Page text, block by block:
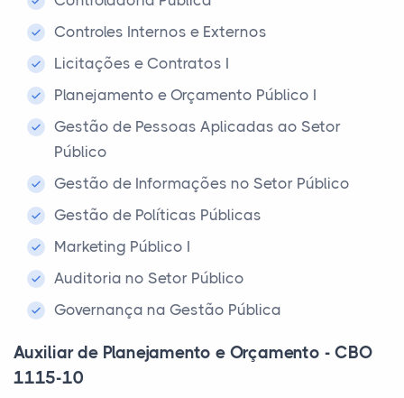
Controles Internos e Externos
Licitações e Contratos I
Planejamento e Orçamento Público I
Gestão de Pessoas Aplicadas ao Setor
Público
Gestão de Informações no Setor Público
Gestão de Políticas Públicas
Marketing Público I
Auditoria no Setor Público
Governança na Gestão Pública
Auxiliar de Planejamento e Orçamento - CBO
1115-10